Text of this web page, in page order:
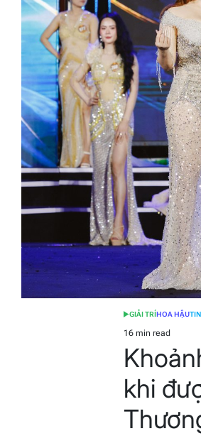
POSTED
IN
GIẢI TRÍHOA HẬU
Estimated
read
time
16 min read
khi